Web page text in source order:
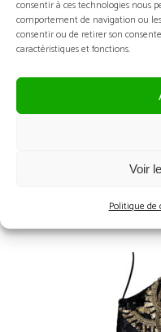
consentir à ces technologies nous
comportement de navigation ou
consentir ou de retirer son
caractéristiques et fonctions.
Voir
Politique de
VOUS
SCARABÉE